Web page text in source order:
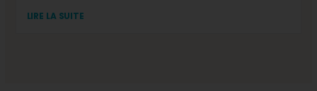
LIRE LA SUITE